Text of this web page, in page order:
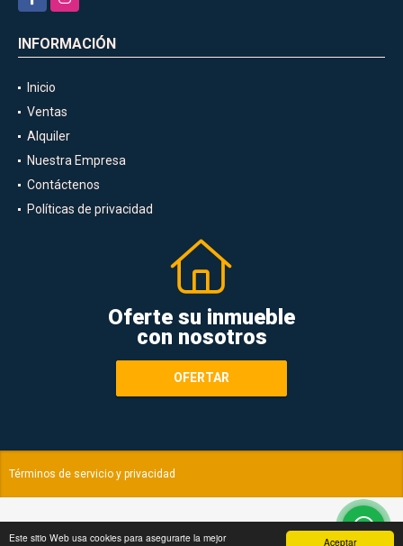
Aceptar
Este sitio Web usa cookies para asegurarte la mejor
INFORMACIÓN
Inicio
Ventas
Alquiler
Nuestra Empresa
Contáctenos
Políticas de privacidad
Oferte su inmueble
con nosotros
OFERTAR
Términos de servicio y privacidad